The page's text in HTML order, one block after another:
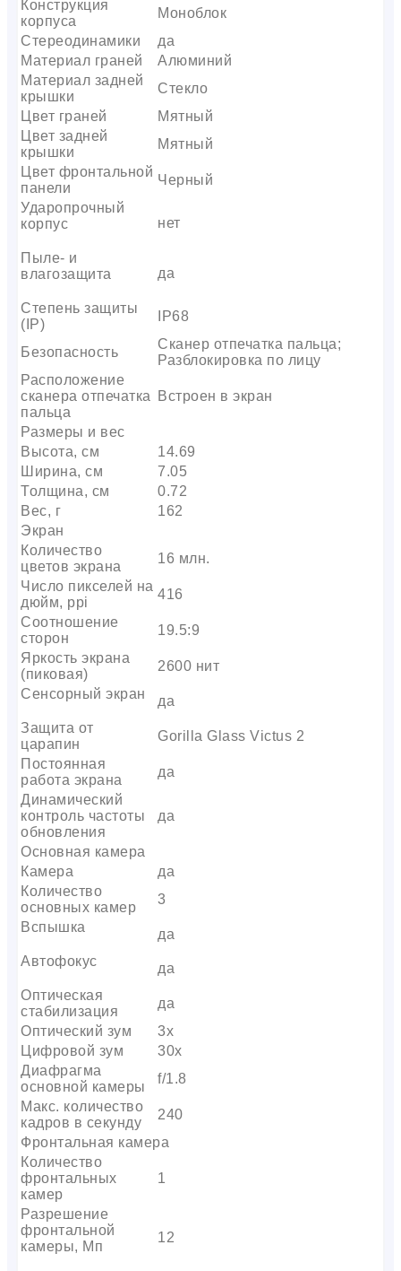
Конструкция
корпуса
Моноблок
Стереодинамики
да
Материал граней
Алюминий
Материал задней
крышки
Стекло
Цвет граней
Мятный
Цвет задней
крышки
Мятный
Цвет фронтальной
панели
Черный
Ударопрочный
корпус
нет
Пыле- и
влагозащита
да
Степень защиты
(IP)
IP68
Безопасность
Сканер отпечатка пальца;
Разблокировка по лицу
Расположение
сканера отпечатка
пальца
Встроен в экран
Размеры и вес
Высота, см
14.69
Ширина, см
7.05
Толщина, см
0.72
Вес, г
162
Экран
Количество
цветов экрана
16 млн.
Число пикселей на
дюйм, ppi
416
Соотношение
сторон
19.5:9
Яркость экрана
(пиковая)
2600 нит
Сенсорный экран
да
Защита от
царапин
Gorilla Glass Victus 2
Постоянная
работа экрана
да
Динамический
контроль частоты
обновления
да
Основная камера
Камера
да
Количество
основных камер
3
Вспышка
да
Автофокус
да
Оптическая
стабилизация
да
Оптический зум
3х
Цифровой зум
30x
Диафрагма
основной камеры
f/1.8
Макс. количество
кадров в секунду
240
Фронтальная камера
Количество
фронтальных
камер
1
Разрешение
фронтальной
камеры, Мп
12